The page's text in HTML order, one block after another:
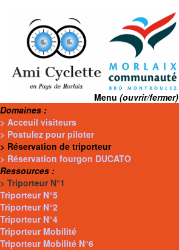
Menu (ouvrir/fermer)
Domaines :
> Acceuil visiteurs
> Postulez pour piloter
> Réservation de triporteur
> Réservation fourgon DUCATO
Ressources :
> Triporteur N°1
Triporteur N°5
Triporteur N°2
Triporteur N°4
Triporteur Mobilité
Triporteur Mobilité N°6